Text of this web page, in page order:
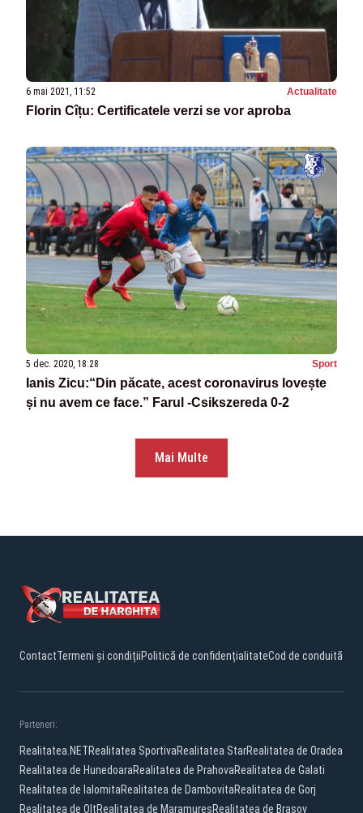
6 mai 2021, 11:52 Actualitate
Florin Cîțu: Certificatele verzi se vor aproba
5 dec. 2020, 18:28 Sport
Ianis Zicu:“Din păcate, acest coronavirus lovește
și nu avem ce face.” Farul -Csikszereda 0-2
Mai Multe
ContactTermeni și condițiiPolitică de confidențialitateCod de conduită
Parteneri:
Realitatea.NETRealitatea SportivaRealitatea StarRealitatea de Oradea
Realitatea de HunedoaraRealitatea de PrahovaRealitatea de Galati
Realitatea de IalomitaRealitatea de DambovitaRealitatea de Gorj
Realitatea de OltRealitatea de MaramuresRealitatea de Brasov